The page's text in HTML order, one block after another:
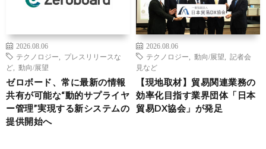
2026.08.06
テクノロジー
プレスリリースな
ど
動向/展望
ゼロボード、常に最新の情報
共有が可能な“動的サプライヤ
ー管理”実現する新システムの
提供開始へ
2026.08.06
テクノロジー
動向/展望
記者会
見など
【現地取材】貿易関連業務の
効率化目指す業界団体「日本
貿易DX協会」が発足